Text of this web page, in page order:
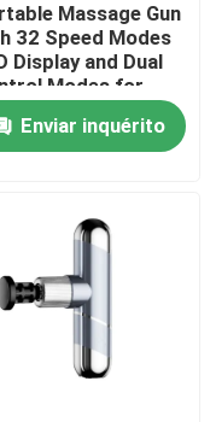
Massage Gun
32 Speed Modes
Display and Dual
Modes for
Tissue Relief
Enviar inquérito